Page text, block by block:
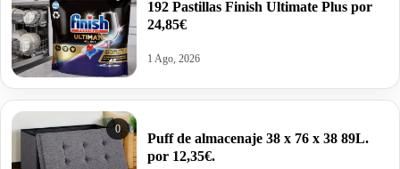
192 Pastillas Finish Ultimate Plus por
24,85€
1 Ago, 2026
0
Puff de almacenaje 38 x 76 x 38 89L.
por 12,35€.